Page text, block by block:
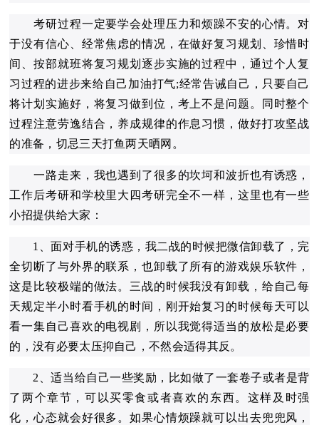
考研过程一定要学会处理压力和烦躁不安的心情。对
于没有信心、经常焦虑的情况，在做好复习规划、珍惜时
间、按部就班将复习规划逐步实施的过程中，通过个人复
习过程的进步来给自己加油打气;经常告诫自己，只要自己
将计划实施好，将复习做到位，考上不是问题。同时整个
过程注意劳逸结合，养成规律的作息习惯，做好打攻坚战
的准备，切忌三天打鱼两天晒网。
一路走来，我也遇到了很多的坎坷和波折也有诱惑，
工作后考研和学校里大四考研完全不一样，这里也有一些
小招提供给大家：
1、面对手机的诱惑，我二战的时候把微信卸载了，完
全切断了与外界的联系，也卸载了所有的游戏娱乐软件，
这是比较极端的做法。三战的时候我没有卸载，给自己每
天规定半小时看手机的时间，刚开始复习的时候每天可以
看一集自己喜欢的电视剧，所以我觉得适当的放松是必要
的，没有必要太压抑自己，不然会适得其反。
2、适当给自己一些奖励，比如做了一套卷子或者是背
了两个章节，可以买零食或者喜欢的东西。这样及时强
化，心态就会好很多。如果心情烦躁就可以出去兜兜风，